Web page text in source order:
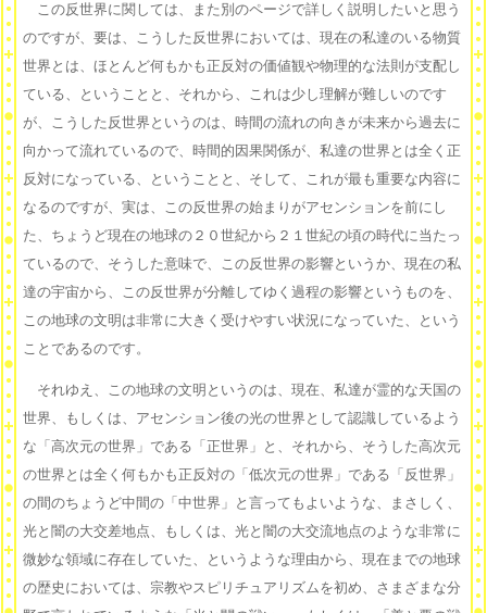
この反世界に関しては、また別のページで詳しく説明したいと思う
のですが、要は、こうした反世界においては、現在の私達のいる物質
世界とは、ほとんど何もかも正反対の価値観や物理的な法則が支配し
ている、ということと、それから、これは少し理解が難しいのです
が、こうした反世界というのは、時間の流れの向きが未来から過去に
向かって流れているので、時間的因果関係が、私達の世界とは全く正
反対になっている、ということと、そして、これが最も重要な内容に
なるのですが、実は、この反世界の始まりがアセンションを前にし
た、ちょうど現在の地球の２０世紀から２１世紀の頃の時代に当たっ
ているので、そうした意味で、この反世界の影響というか、現在の私
達の宇宙から、この反世界が分離してゆく過程の影響というものを、
この地球の文明は非常に大きく受けやすい状況になっていた、という
ことであるのです。
それゆえ、この地球の文明というのは、現在、私達が霊的な天国の
世界、もしくは、アセンション後の光の世界として認識しているよう
な「高次元の世界」である「正世界」と、それから、そうした高次元
の世界とは全く何もかも正反対の「低次元の世界」である「反世界」
の間のちょうど中間の「中世界」と言ってもよいような、まさしく、
光と闇の大交差地点、もしくは、光と闇の大交流地点のような非常に
微妙な領域に存在していた、というような理由から、現在までの地球
の歴史においては、宗教やスピリチュアリズムを初め、さまざまな分